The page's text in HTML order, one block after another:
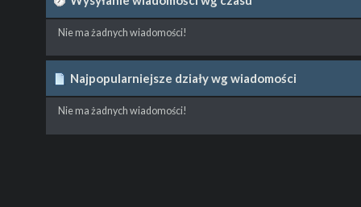
Nie ma żadnych wiadomości!
Najpopularniejsze działy wg wiadomości
Nie ma żadnych wiadomości!